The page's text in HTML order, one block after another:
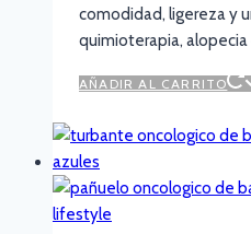
comodidad, ligereza y
quimioterapia,
AÑADIR AL CARRITO